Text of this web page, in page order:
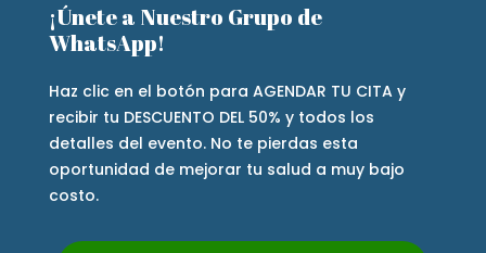
¡Únete a Nuestro Grupo de
WhatsApp!
Haz clic en el botón para AGENDAR TU CITA y
recibir tu DESCUENTO DEL 50% y todos los
detalles del evento. No te pierdas esta
oportunidad de mejorar tu salud a muy bajo
costo.